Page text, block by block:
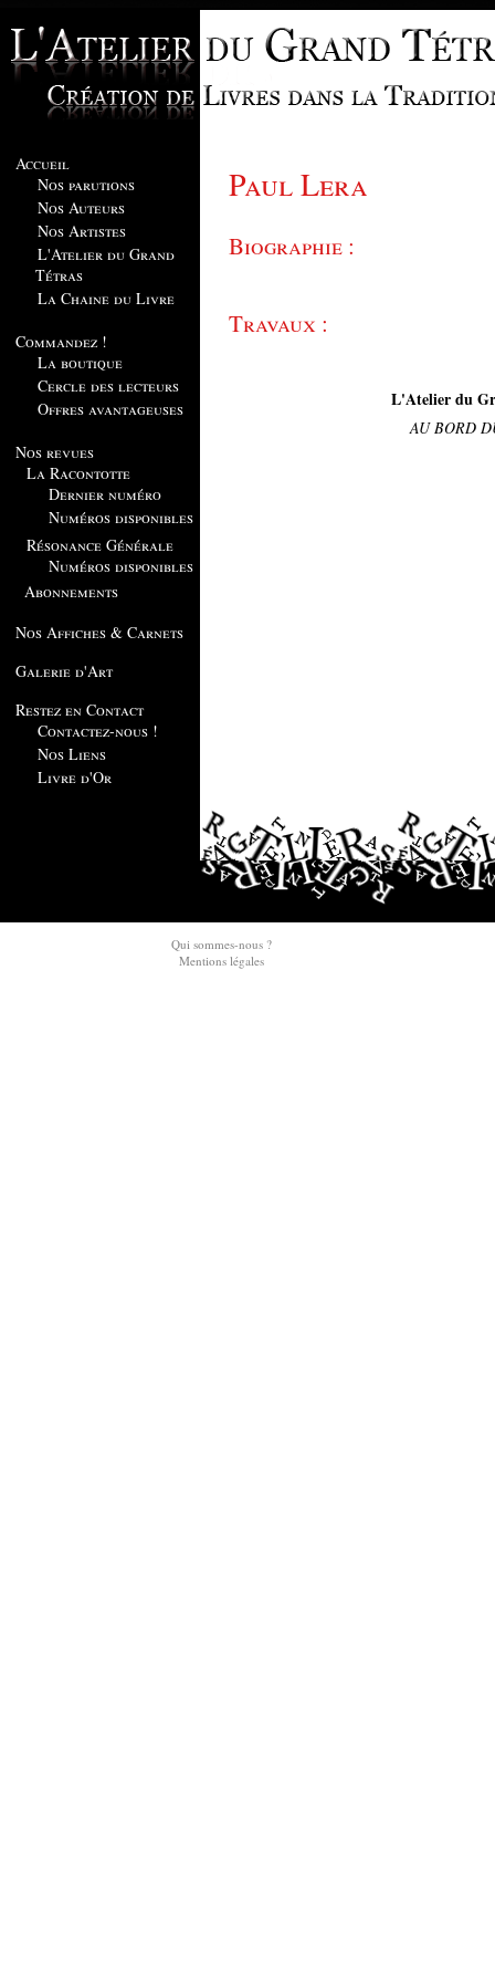
Accueil
Nos parutions
Nos Auteurs
Nos Artistes
L'Atelier du Grand
Tétras
La Chaine du Livre
Commandez !
La boutique
Cercle des lecteurs
Offres avantageuses
Nos revues
La Racontotte
Dernier numéro
Numéros disponibles
Résonance Générale
Numéros disponibles
Abonnements
Nos Affiches & Carnets
Galerie d'Art
Restez en Contact
Contactez-nous !
Nos Liens
Livre d'Or
Paul Lera
Biographie :
Travaux :
L'Atelier du
AU BORD
Qui sommes-nous ?
Mentions légales